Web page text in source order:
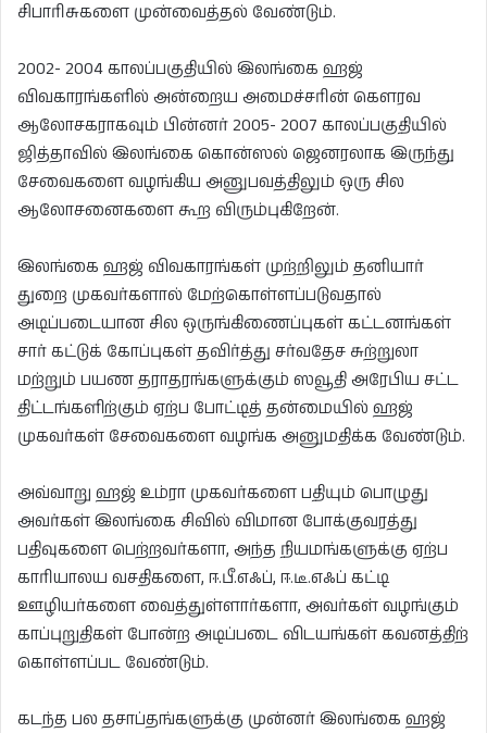
சிபாரிசுகளை முன்வைத்தல் வேண்டும்.
2002- 2004 காலப்பகுதியில் இலங்கை ஹஜ்
விவகாரங்களில் அன்றைய அமைச்சரின் கெளரவ
ஆலோசகராகவும் பின்னர் 2005- 2007 காலப்பகுதியில்
ஜித்தாவில் இலங்கை கொன்ஸல் ஜெனரலாக இருந்து
சேவைகளை வழங்கிய அனுபவத்திலும் ஒரு சில
ஆலோசனைகளை கூற விரும்புகிறேன்.
இலங்கை ஹஜ் விவகாரங்கள் முற்றிலும் தனியார்
துறை முகவர்களால் மேற்கொள்ளப்படுவதால்
அடிப்படையான சில ஒருங்கிணைப்புகள் கட்டனங்கள்
சார் கட்டுக் கோப்புகள் தவிர்த்து சர்வதேச சுற்றுலா
மற்றும் பயண தராதரங்களுக்கும் ஸவூதி அரேபிய சட்ட
திட்டங்களிற்கும் ஏற்ப போட்டித் தன்மையில் ஹஜ்
முகவர்கள் சேவைகளை வழங்க அனுமதிக்க வேண்டும்.
அவ்வாறு ஹஜ் உம்ரா முகவர்களை பதியும் பொழுது
அவர்கள் இலங்கை சிவில் விமான போக்குவரத்து
பதிவுகளை பெற்றவர்களா, அந்த நியமங்களுக்கு ஏற்ப
காரியாலய வசதிகளை, ஈ.பீ.எஃப், ஈ.டீ.எஃப் கட்டி
ஊழியர்களை வைத்துள்ளார்களா, அவர்கள் வழங்கும்
காப்புறுதிகள் போன்ற அடிப்படை விடயங்கள் கவனத்திற்
கொள்ளப்பட வேண்டும்.
கடந்த பல தசாப்தங்களுக்கு முன்னர் இலங்கை ஹஜ்